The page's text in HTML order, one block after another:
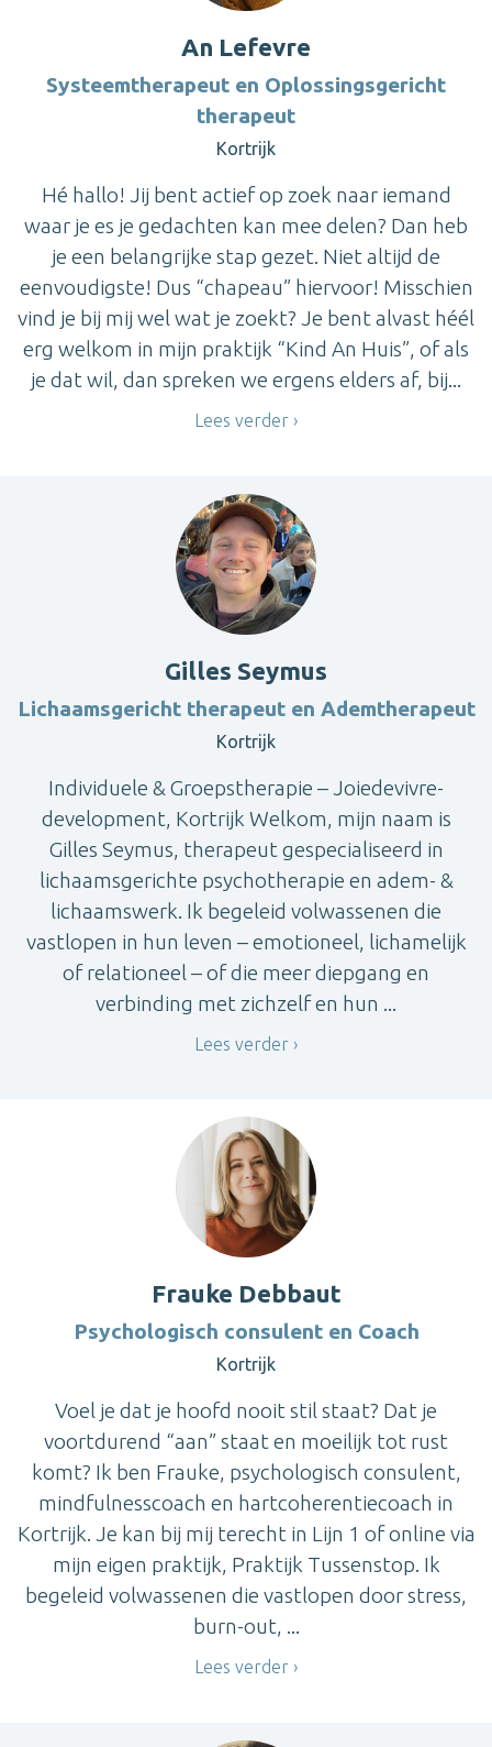
An Lefevre
Systeemtherapeut en Oplossingsgericht
therapeut
Kortrijk
Hé hallo! Jij bent actief op zoek naar iemand
waar je es je gedachten kan mee delen? Dan heb
je een belangrijke stap gezet. Niet altijd de
eenvoudigste! Dus “chapeau” hiervoor! Misschien
vind je bij mij wel wat je zoekt? Je bent alvast héél
erg welkom in mijn praktijk “Kind An Huis”, of als
je dat wil, dan spreken we ergens elders af, bij...
Lees verder
Gilles Seymus
Lichaamsgericht therapeut en Ademtherapeut
Kortrijk
Individuele & Groepstherapie – Joiedevivre-
development, Kortrijk Welkom, mijn naam is
Gilles Seymus, therapeut gespecialiseerd in
lichaamsgerichte psychotherapie en adem- &
lichaamswerk. Ik begeleid volwassenen die
vastlopen in hun leven – emotioneel, lichamelijk
of relationeel – of die meer diepgang en
verbinding met zichzelf en hun ...
Lees verder
Frauke Debbaut
Psychologisch consulent en Coach
Kortrijk
Voel je dat je hoofd nooit stil staat? Dat je
voortdurend “aan” staat en moeilijk tot rust
komt? Ik ben Frauke, psychologisch consulent,
mindfulnesscoach en hartcoherentiecoach in
Kortrijk. Je kan bij mij terecht in Lijn 1 of online via
mijn eigen praktijk, Praktijk Tussenstop. Ik
begeleid volwassenen die vastlopen door stress,
burn-out, ...
Lees verder